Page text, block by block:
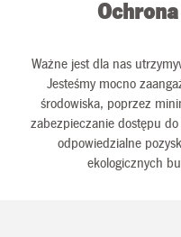
Ważne jest dla nas
Jesteśmy mocno
środowiska, poprzez
zabezpieczanie dostępu
odpowiedzialne
ekologicznych